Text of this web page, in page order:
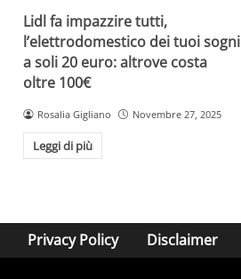
Lidl fa impazzire tutti,
l’elettrodomestico dei tuoi sogni
a soli 20 euro: altrove costa
oltre 100€
Rosalia Gigliano Novembre 27, 2025
Leggi di più
Privacy Policy Disclaimer